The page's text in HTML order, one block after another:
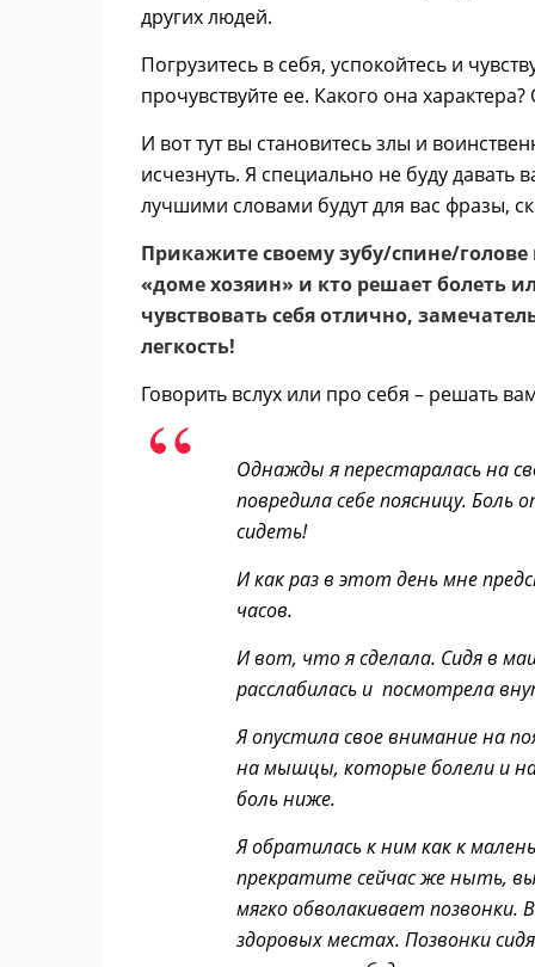
других людей.
Погрузитесь в себя, успокойтесь и
прочувствуйте ее. Какого она
И вот тут вы становитесь злы и
исчезнуть. Я специально не буду
лучшими словами будут для вас фразы,
Прикажите своему зубу/спине/
«доме хозяин» и кто решает болеть
чувствовать себя отлично,
легкость!
Говорить вслух или про себя – решать
Однажды я перестаралась на
повредила себе поясницу.
сидеть!
И как раз в этот день мне
часов.
И вот, что я сделала. Сидя в
расслабилась и посмотрела
Я опустила свое внимание на
на мышцы, которые болели и на
боль ниже.
Я обратилась к ним как к
прекратите сейчас же ныть,
мягко обволакивает позвонки.
здоровых местах. Позвонки